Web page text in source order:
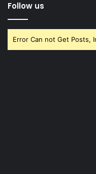
Follow us
Error Can not Get Posts,